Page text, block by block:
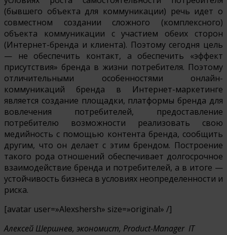
(бывшего объекта для коммуникации) речь идет о
совместном создании сложного (комплексного)
объекта коммуникации с участием обеих сторон
(Интернет-бренда и клиента). Поэтому сегодня цель
— не обеспечить контакт, а обеспечить «эффект
присутствия» бренда в жизни потребителя. Поэтому
отличительными особенностями онлайн-
коммуникаций бренда в Интернет-маркетинге
является создание площадки, платформы бренда для
вовлечения потребителей, предоставление
потребителю возможности реализовать свою
медийность с помощью контента бренда, сообщить
другим, что он делает с этим брендом. Построение
такого рода отношений обеспечивает долгосрочное
взаимодействие бренда и потребителей, а в итоге —
устойчивость бизнеса в условиях неопределенности и
риска.
[avatar user=»Alexshersh» size=»original» /]
Алексей Шершнев, экономист, Product-Manager IT